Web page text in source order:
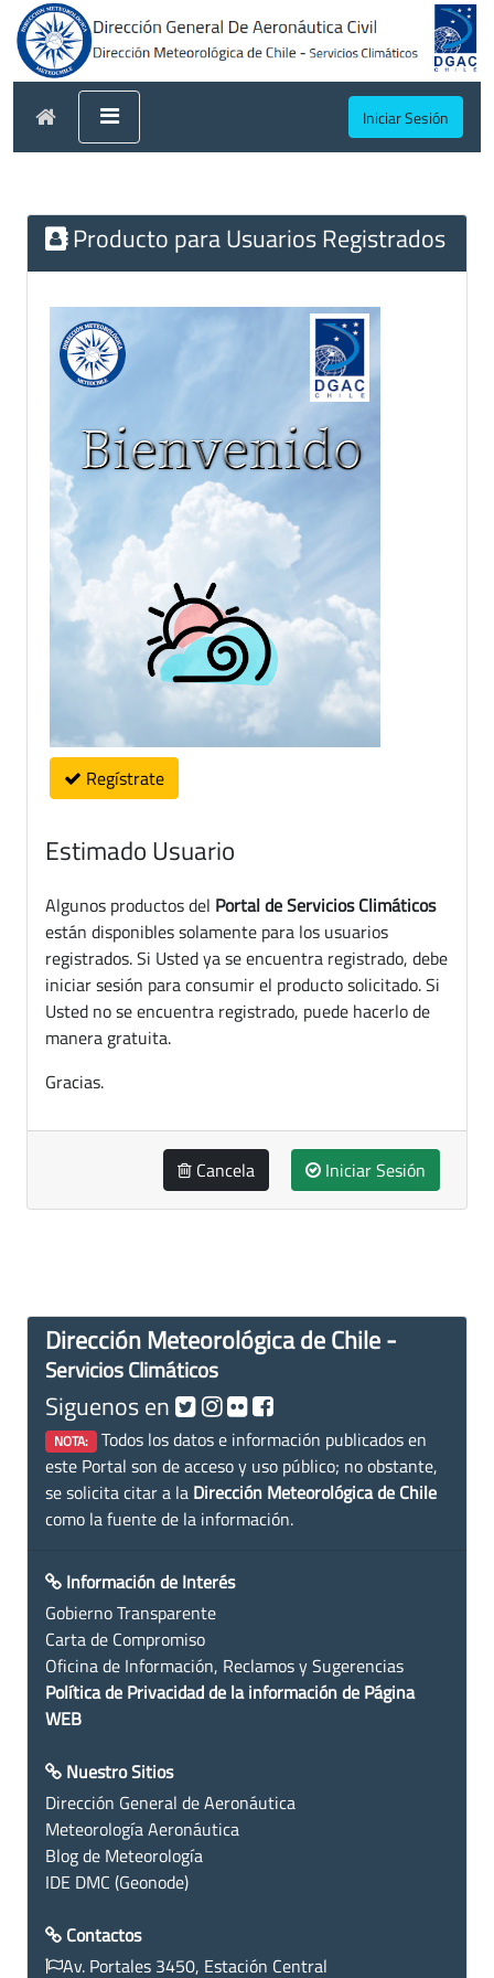
Iniciar Sesión
Producto para Usuarios Registrados
Regístrate
Estimado Usuario
Algunos productos del Portal de Servicios Climáticos
están disponibles solamente para los usuarios
registrados. Si Usted ya se encuentra registrado, debe
iniciar sesión para consumir el producto solicitado. Si
Usted no se encuentra registrado, puede hacerlo de
manera gratuita.
Gracias.
Cancela Iniciar Sesión
Dirección Meteorológica de Chile -
Servicios Climáticos
Siguenos en
NOTA: Todos los datos e información publicados en
este Portal son de acceso y uso público; no obstante,
se solicita citar a la Dirección Meteorológica de Chile
como la fuente de la información.
Información de Interés
Gobierno Transparente
Carta de Compromiso
Oficina de Información, Reclamos y Sugerencias
Política de Privacidad de la información de Página
WEB
Nuestro Sitios
Dirección General de Aeronáutica
Meteorología Aeronáutica
Blog de Meteorología
IDE DMC (Geonode)
Contactos
Av. Portales 3450, Estación Central